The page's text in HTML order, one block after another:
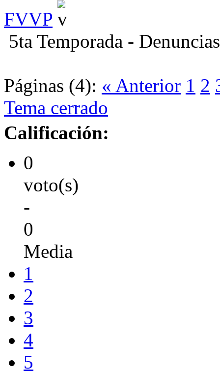
FVVP
5ta Temporada - Denuncias
Páginas (4): « Anterior 1 2
Tema cerrado
Calificación:
0
voto(s)
-
0
Media
1
2
3
4
5